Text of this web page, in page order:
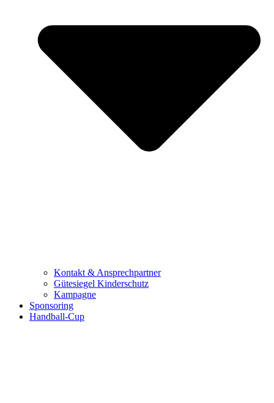
Kontakt & Ansprechpartner
Gütesiegel Kinderschutz
Kampagne
Sponsoring
Handball-Cup